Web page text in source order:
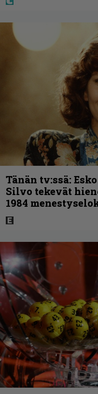
Tänän tv:ssä:
Silvo tekevät
1984